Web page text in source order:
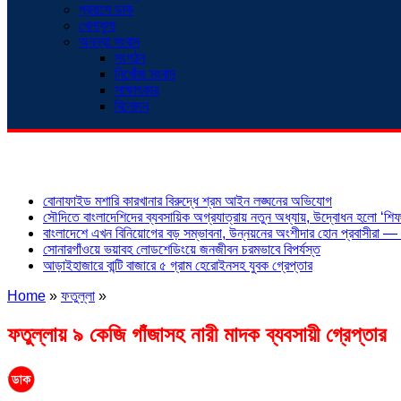
প্রবাসে ডাক
খেলাধুলা
অনন্যা সংবাদ
সংগঠন
নিখোঁজ সংবাদ
সাক্ষাৎকার
বিনোদন
বোনাফাইড মশারি কারখানার বিরুদ্ধে শ্রম আইন লঙ্ঘনের অভিযোগ
সৌদিতে বাংলাদেশিদের ব্যবসায়িক অগ্রযাত্রায় নতুন অধ্যায়, উদ্বোধন হলো ‘শিফা
বাংলাদেশে এখন বিনিয়োগের বড় সম্ভাবনা, উন্নয়নের অংশীদার হোন প্রবাসীরা
সোনারগাঁওয়ে ভয়াবহ লোডশেডিংয়ে জনজীবন চরমভাবে বিপর্যস্ত
আড়াইহাজারে বান্টি বাজারে ৫ গ্রাম হেরোইনসহ যুবক গ্রেপ্তার
Home » ফতুল্লা »
ফতুল্লায় ৯ কেজি গাঁজাসহ নারী মাদক ব্যবসায়ী গ্রেপ্তার